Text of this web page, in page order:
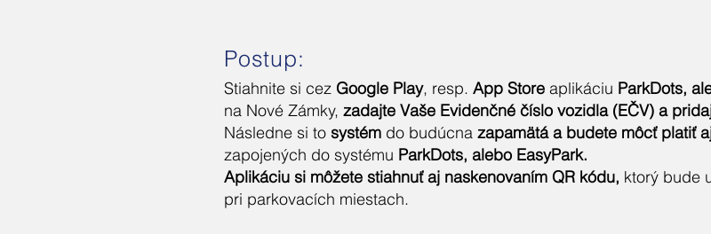
Postup:
Stiahnite si cez Google Play, resp. App Store aplikáciu ParkDots,
na Nové Zámky, zadajte Vaše Evidenčné číslo vozidla (EČV) a
Následne si to systém do budúcna zapamätá a budete môcť platiť
zapojených do systému ParkDots, alebo EasyPark.
Aplikáciu si môžete stiahnuť aj naskenovaním QR kódu, ktorý bude
pri parkovacích miestach.